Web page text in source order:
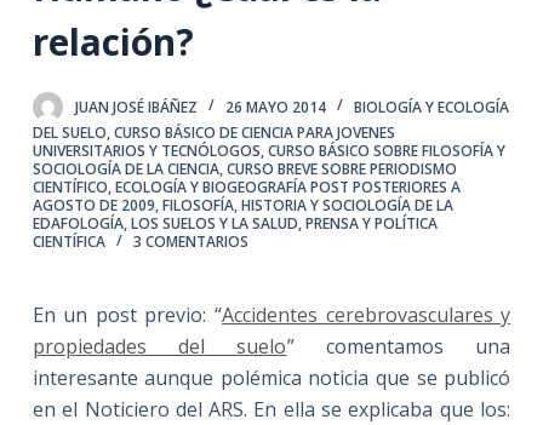
n
d
o
relación?
JUAN JOSÉ IBÁÑEZ 26 MAYO 2014
BIOLOGÍA Y ECOLOGÍA
DEL SUELO,CURSO BÁSICO DE CIENCIA PARA JOVENES
UNIVERSITARIOS Y TECNÓLOGOS,CURSO BÁSICO SOBRE FILOSOFÍA Y
SOCIOLOGÍA DE LA CIENCIA,CURSO BREVE SOBRE PERIODISMO
CIENTÍFICO,ECOLOGÍA Y BIOGEOGRAFÍA POST POSTERIORES A
AGOSTO DE 2009,FILOSOFÍA, HISTORIA Y SOCIOLOGÍA DE LA
EDAFOLOGÍA,LOS SUELOS Y LA SALUD,PRENSA Y POLÍTICA
CIENTÍFICA
3 COMENTARIOS
En un post previo: “Accidentes cerebrovasculares y
propiedades del suelo” comentamos una
interesante aunque polémica noticia que se publicó
en el Noticiero del ARS. En ella se explicaba que los: